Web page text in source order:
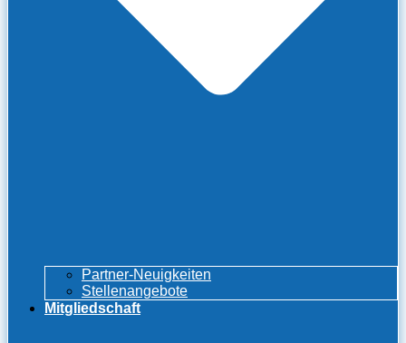
Partner-Neuigkeiten
Stellenangebote
Mitgliedschaft